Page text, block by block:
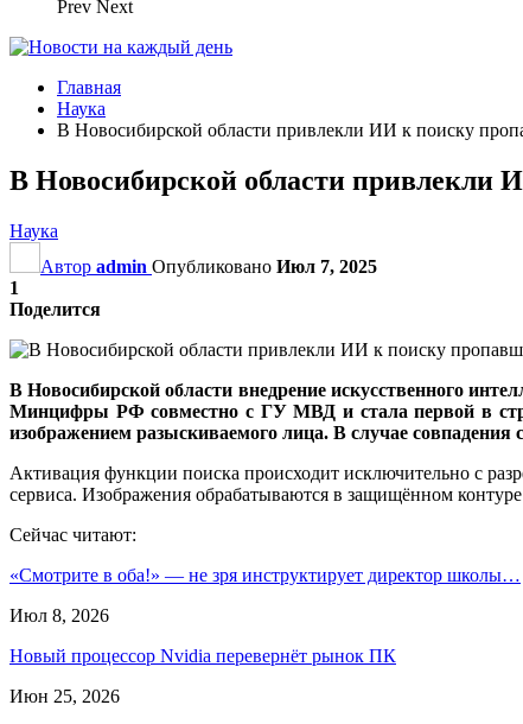
Prev Next
Главная
Наука
В Новосибирской области привлекли ИИ к поиску
В Новосибирской области привлекли
Наука
Автор admin Опубликовано Июл 7, 2025
1
Поделится
В Новосибирской области внедрение искусственного
Минцифры РФ совместно с ГУ МВД и стала первой в
изображением разыскиваемого лица. В случае
Активация функции поиска происходит исключительно с
сервиса. Изображения обрабатываются в защищённом
Сейчас читают:
«Смотрите в оба!» — не зря инструктирует директор школы…
Июл 8, 2026
Новый процессор Nvidia перевернёт рынок ПК
Июн 25, 2026